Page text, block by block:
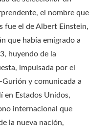
el nombre que
fue el de Albert Einstein,
que había emigrado a
huyendo de la
impulsada por el
y comunicada a
en Estados Unidos,
internacional que
la nueva nación,